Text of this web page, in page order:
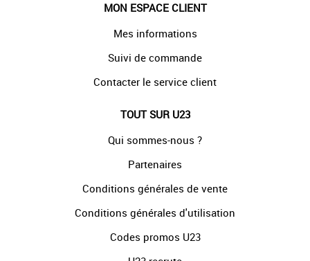
MON ESPACE CLIENT
Mes informations
Suivi de commande
Contacter le service client
TOUT SUR U23
Qui sommes-nous ?
Partenaires
Conditions générales de vente
Conditions générales d'utilisation
Codes promos U23